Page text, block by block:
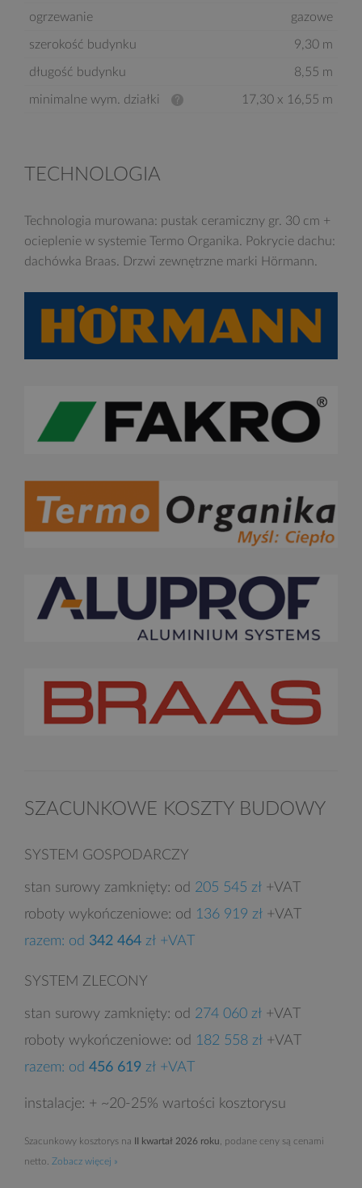
ogrzewanie gazowe
szerokość budynku 9,30 m
długość budynku 8,55 m
minimalne wym. działki 17,30 x 16,55 m
TECHNOLOGIA
Technologia murowana: pustak ceramiczny gr. 30 cm +
ocieplenie w systemie Termo Organika. Pokrycie dachu:
dachówka Braas. Drzwi zewnętrzne marki Hörmann.
SZACUNKOWE KOSZTY BUDOWY
SYSTEM GOSPODARCZY
stan surowy zamknięty: od 205 545 zł +VAT
roboty wykończeniowe: od 136 919 zł +VAT
razem: od 342 464 zł +VAT
SYSTEM ZLECONY
stan surowy zamknięty: od 274 060 zł +VAT
roboty wykończeniowe: od 182 558 zł +VAT
razem: od 456 619 zł +VAT
instalacje: + ~20-25% wartości kosztorysu
Szacunkowy kosztorys na II kwartał 2026 roku, podane ceny są cenami
netto. Zobacz więcej »